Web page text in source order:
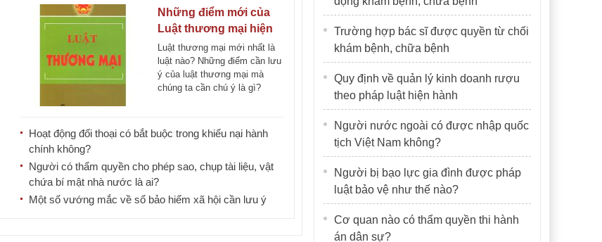
Những điểm mới của
Luật thương mại hiện
hành đáng lưu ý
Luật thương mại mới nhất là
luật nào? Những điểm cần lưu
ý của luật thương mại mà
chúng ta cần chú ý là gì?
Hoạt động đối thoại có bắt buộc trong khiếu nại hành
chính không?
Người có thẩm quyền cho phép sao, chụp tài liệu, vật
chứa bí mật nhà nước là ai?
Một số vướng mắc về sổ bảo hiểm xã hội cần lưu ý
Trường hợp bác sĩ được quyền từ chối
khám bệnh, chữa bệnh
Quy định về quản lý kinh doanh rượu
theo pháp luật hiện hành
Người nước ngoài có được nhập quốc
tịch Việt Nam không?
Người bị bạo lực gia đình được pháp
luật bảo vệ như thế nào?
Cơ quan nào có thẩm quyền thi hành
án dân sự?